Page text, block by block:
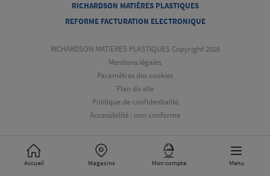
Accueil Magasins Mon compte Menu
RICHARDSON MATIÈRES PLASTIQUES
REFORME FACTURATION ELECTRONIQUE
RICHARDSON MATIERES PLASTIQUES Copyright 2026
Mentions légales
Paramètres des cookies
Plan du site
Politique de confidentialité
Accessibilité : non conforme